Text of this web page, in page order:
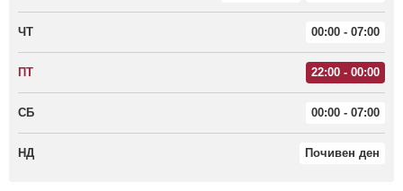
ЧТ 00:00 - 07:00
ПТ 22:00 - 00:00
СБ 00:00 - 07:00
НД Почивен ден